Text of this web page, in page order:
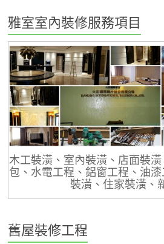
雅室室內裝修服務項目
木工裝潢、室內裝潢、店面裝
包、水電工程、鋁窗工程、油
裝潢、住家裝潢、
舊屋裝修工程